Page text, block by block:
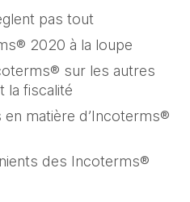
pas tout
2020 à la loupe
sur les autres
la fiscalité
matière d’Incoterms®
des Incoterms®